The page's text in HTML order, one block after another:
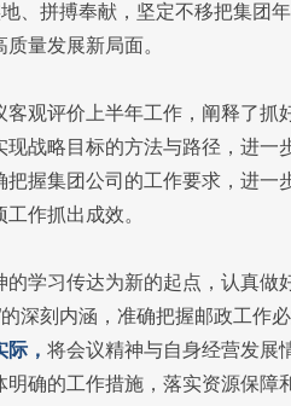
、拼搏奉献，坚定不移把集团
量发展新局面。
观评价上半年工作，阐释了抓
战略目标的方法与路径，进一
握集团公司的工作要求，进一
作抓出成效。
学习传达为新的起点，认真做
深刻内涵，准确把握邮政工作
， 将会议精神与自身经营发展
确的工作措施，落实资源保障